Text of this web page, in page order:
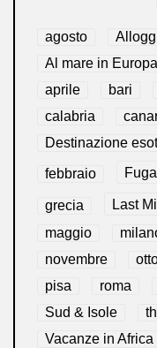
agosto
Al mare in
aprile
bari
calabria
Destinazione
febbraio
grecia Last
maggio
novembre
pisa
roma
Sud & Isole
Vacanze in Africa